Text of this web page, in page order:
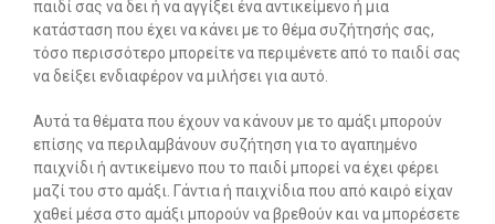
παιδί σας να δει ή να αγγίξει ένα αντικείμενο ή μια
κατάσταση που έχει να κάνει με το θέμα συζήτησής σας,
τόσο περισσότερο μπορείτε να περιμένετε από το παιδί σας
να δείξει ενδιαφέρον να μιλήσει για αυτό.
Αυτά τα θέματα που έχουν να κάνουν με το αμάξι μπορούν
επίσης να περιλαμβάνουν συζήτηση για το αγαπημένο
παιχνίδι ή αντικείμενο που το παιδί μπορεί να έχει φέρει
μαζί του στο αμάξι. Γάντια ή παιχνίδια που από καιρό είχαν
χαθεί μέσα στο αμάξι μπορούν να βρεθούν και να μπορέσετε